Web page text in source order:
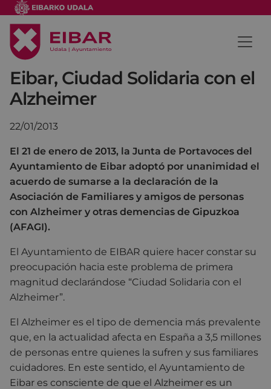
Eibar, Ciudad Solidaria con el
Alzheimer
22/01/2013
El 21 de enero de 2013, la Junta de Portavoces del
Ayuntamiento de Eibar adoptó por unanimidad el
acuerdo de sumarse a la declaración de la
Asociación de Familiares y amigos de personas
con Alzheimer y otras demencias de Gipuzkoa
(AFAGI).
El Ayuntamiento de EIBAR quiere hacer constar su
preocupación hacia este problema de primera
magnitud declarándose “Ciudad Solidaria con el
Alzheimer”.
El Alzheimer es el tipo de demencia más prevalente
que, en la actualidad afecta en España a 3,5 millones
de personas entre quienes la sufren y sus familiares
cuidadores. En este sentido, el Ayuntamiento de
Eibar es consciente de que el Alzheimer es un